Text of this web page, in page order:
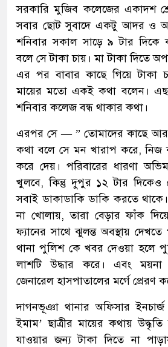
সরকারি মুজিব কলেজের একাদশ
সবার ছোট সুবাদে একটু আদর ও
শনিবার সকাল সাড়ে ৯ টার দিকে
বলে সে টাকা চায়। মা টাকা দিতে
এর পর বাবার কাছে গিয়ে টাকা
মায়ের মতো একই কথা বলেন।
শনিবার কলেজ বন্ধ থাকার কথা।
এরপর সে — ” তোমাদের কাছে আর
কথা বলে সে মন খারাপ করে, নিজ
করে দেয়। পরিবারের ধারণা
খুলবে, কিন্তু দুপুর ১২ টার দিকেও
সবাই ডাকাডাকি ডাকি করতে
না খোলায়, তারা বেড়ার ফাঁক
ফ্যানের সাথে ঝুলন্ত অবস্থায়
থানা পুলিশ কে খবর দেওয়া হলে
লাশটি উদ্ধার করে। এবং ময়না
জেনারেল হাসপাতালের মর্গে প্রেরণ
দাগনভূঞা থানার অফিসার
ইমাম’ ছাত্রীর মায়ের কথায়
যাওয়ার জন্য টাকা দিতে না